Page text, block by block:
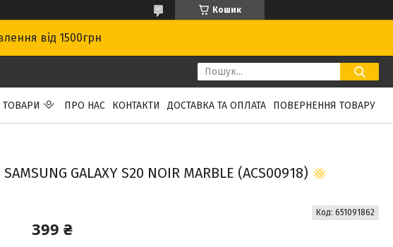
Кошик
від 1500грн
ТОВАРИ ПРО НАС КОНТАКТИ ДОСТАВКА ТА ОПЛАТА ПОВЕРНЕННЯ ТОВАРУ
GALAXY S20 NOIR MARBLE (ACS00918)
399 ₴
Код: 651091862